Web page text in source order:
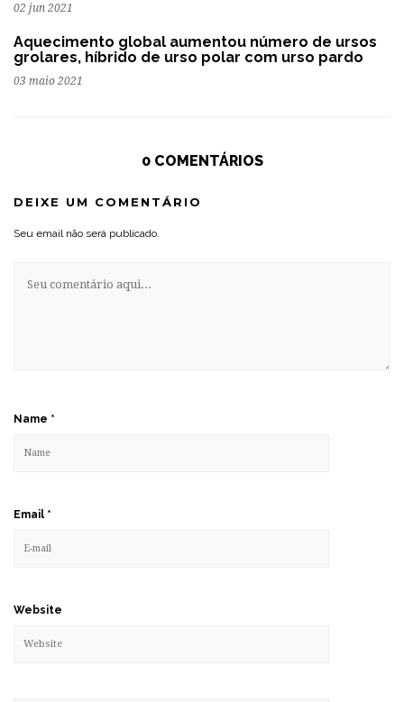
02 jun 2021
Aquecimento global aumentou número de ursos
grolares, híbrido de urso polar com urso pardo
03 maio 2021
0 COMENTÁRIOS
DEIXE UM COMENTÁRIO
Seu email não será publicado.
Name *
Email *
Website